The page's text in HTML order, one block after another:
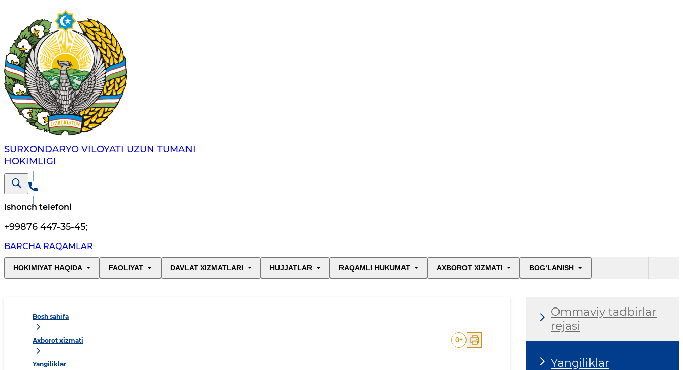
SURXONDARYO VILOYATI UZUN TUMANI
HOKIMLIGI
Ishonch telefoni
+99876 447-35-45;
BARCHA RAQAMLAR
HOKIMIYAT HAQIDA FAOLIYAT DAVLAT XIZMATLARI HUJJATLAR RAQAMLI HUKUMAT AXBOROT XIZMATI BOG‘LANISH
Bosh sahifa
Axborot xizmati
Yangiliklar
0+
Ommaviy tadbirlar
rejasi
Yangiliklar